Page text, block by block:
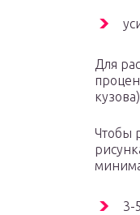
Для
Чтобы
3-